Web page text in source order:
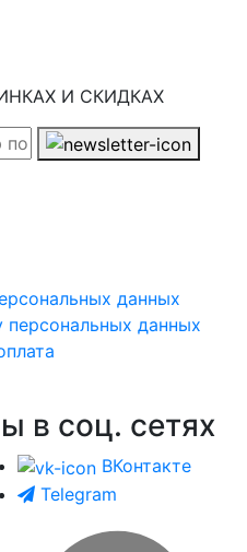
И СКИДКАХ
данных
персональных данных
в соц. сетях
ВКонтакте
Telegram